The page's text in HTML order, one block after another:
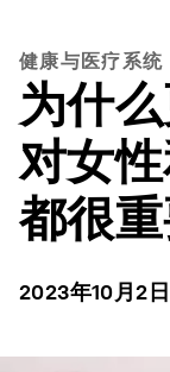
健康与医疗系统
为什
对女
都很
2023年10月2日